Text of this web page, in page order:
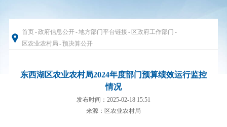
首页-政府信息公开-地方部门平台链接- 区政府工作部门 -
区农业农村局 -预决算公开
东西湖区农业农村局2024年度部门预算绩效运行监控
情况
发布时间：2025-02-18 15:51
来源：区农业农村局